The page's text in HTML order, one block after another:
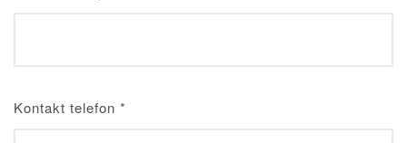
Kontakt telefon *